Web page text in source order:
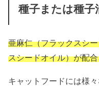
種子または種子
亜麻仁（フラックスシ
スシードオイル）が配
キャットフードには様